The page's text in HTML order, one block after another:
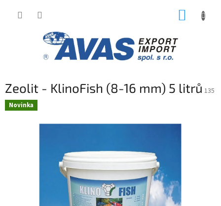
Zeolit - KlinoFish (8-16 mm) 5 litrů 135
Novinka